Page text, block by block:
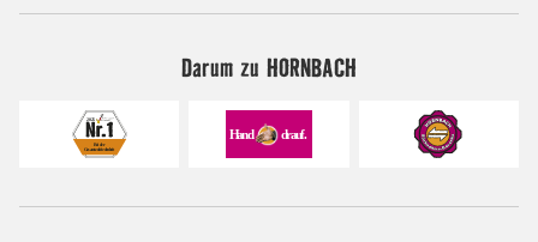
Darum zu HORNBACH